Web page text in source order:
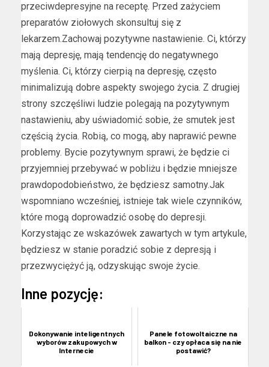
przeciwdepresyjne na receptę. Przed zażyciem
preparatów ziołowych skonsultuj się z
lekarzem.Zachowaj pozytywne nastawienie. Ci, którzy
mają depresję, mają tendencję do negatywnego
myślenia. Ci, którzy cierpią na depresję, często
minimalizują dobre aspekty swojego życia. Z drugiej
strony szczęśliwi ludzie polegają na pozytywnym
nastawieniu, aby uświadomić sobie, że smutek jest
częścią życia. Robią, co mogą, aby naprawić pewne
problemy. Bycie pozytywnym sprawi, że będzie ci
przyjemniej przebywać w pobliżu i będzie mniejsze
prawdopodobieństwo, że będziesz samotny.Jak
wspomniano wcześniej, istnieje tak wiele czynników,
które mogą doprowadzić osobę do depresji.
Korzystając ze wskazówek zawartych w tym artykule,
będziesz w stanie poradzić sobie z depresją i
przezwyciężyć ją, odzyskując swoje życie.
Inne pozycję:
Dokonywanie inteligentnych
wyborów zakupowych w
Internecie
Panele fotowoltaiczne na
balkon - czy opłaca się na nie
postawić?